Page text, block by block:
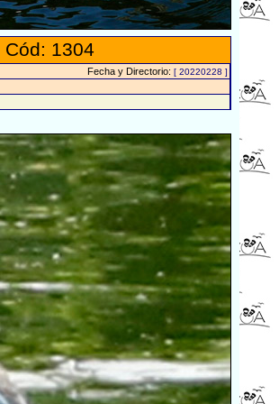
1304
Fecha y Directorio: [ 20220228 ]